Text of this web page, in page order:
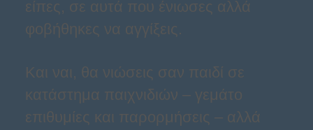
είπες, σε αυτά που ένιωσες αλλά
φοβήθηκες να αγγίξεις.
Και ναι, θα νιώσεις σαν παιδί σε
κατάστημα παιχνιδιών – γεμάτο
επιθυμίες και παρορμήσεις – αλλά